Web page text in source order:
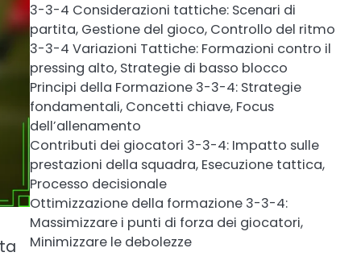
3-3-4 Considerazioni tattiche: Scenari di
partita, Gestione del gioco, Controllo del ritmo
3-3-4 Variazioni Tattiche: Formazioni contro il
pressing alto, Strategie di basso blocco
Principi della Formazione 3-3-4: Strategie
fondamentali, Concetti chiave, Focus
dell’allenamento
Contributi dei giocatori 3-3-4: Impatto sulle
prestazioni della squadra, Esecuzione tattica,
Processo decisionale
Ottimizzazione della formazione 3-3-4:
Massimizzare i punti di forza dei giocatori,
Minimizzare le debolezze